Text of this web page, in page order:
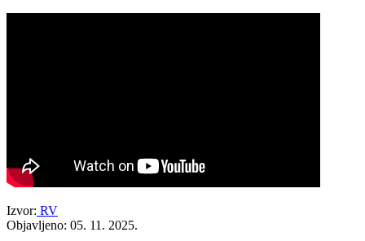
Izvor: RV
Objavljeno: 05. 11. 2025.